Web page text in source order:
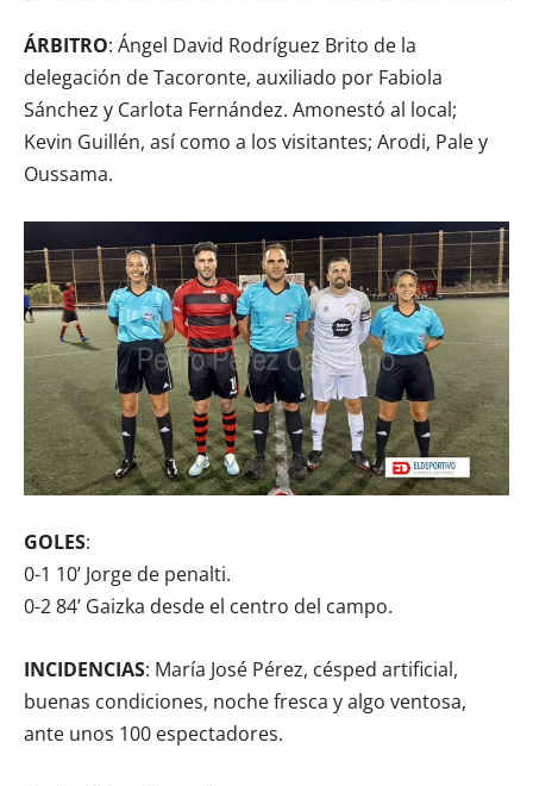
ÁRBITRO: Ángel David Rodríguez Brito de la
delegación de Tacoronte, auxiliado por Fabiola
Sánchez y Carlota Fernández. Amonestó al local;
Kevin Guillén, así como a los visitantes; Arodi, Pale y
Oussama.
GOLES:
0-1 10’ Jorge de penalti.
0-2 84’ Gaizka desde el centro del campo.
INCIDENCIAS: María José Pérez, césped artificial,
buenas condiciones, noche fresca y algo ventosa,
ante unos 100 espectadores.